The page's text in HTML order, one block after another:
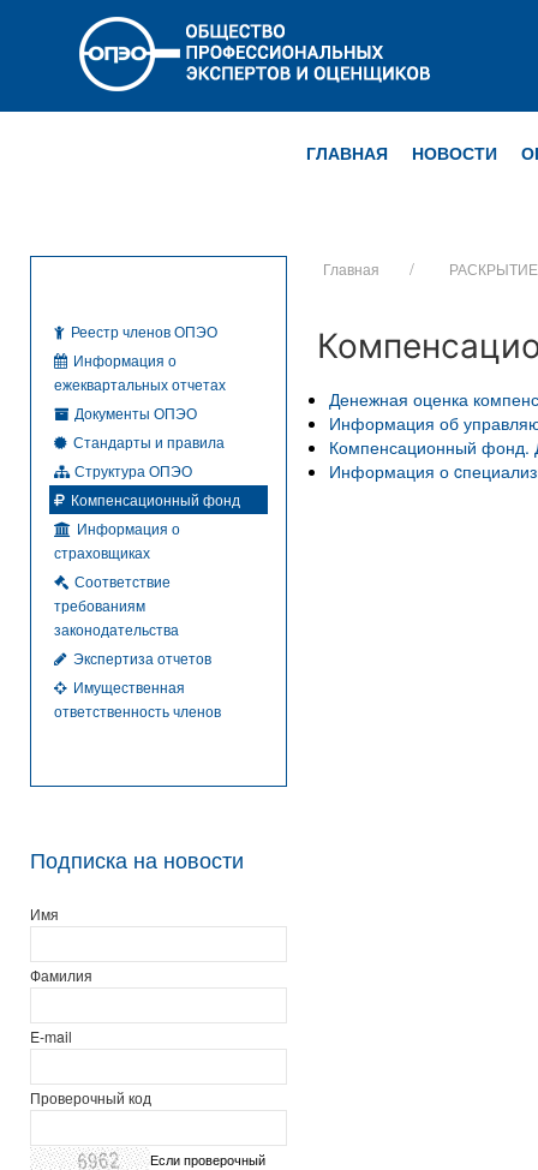
ГЛАВНАЯ НОВОСТИ
Реестр членов ОПЭО
Информация о
ежеквартальных отчетах
Документы ОПЭО
Стандарты и правила
Структура ОПЭО
Компенсационный фонд
Информация о
страховщиках
Соответствие
требованиям
законодательства
Экспертиза отчетов
Имущественная
ответственность членов
Подписка на новости
Имя
Фамилия
E-mail
Проверочный код
Если проверочный
Главная
Денежная оценка
Информация об
Компенсационный фонд.
Информация о